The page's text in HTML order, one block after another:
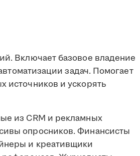
Включает базовое владение
задач. Помогает
источников и ускорять
из CRM и рекламных
опросников. Финансисты
и креативщики